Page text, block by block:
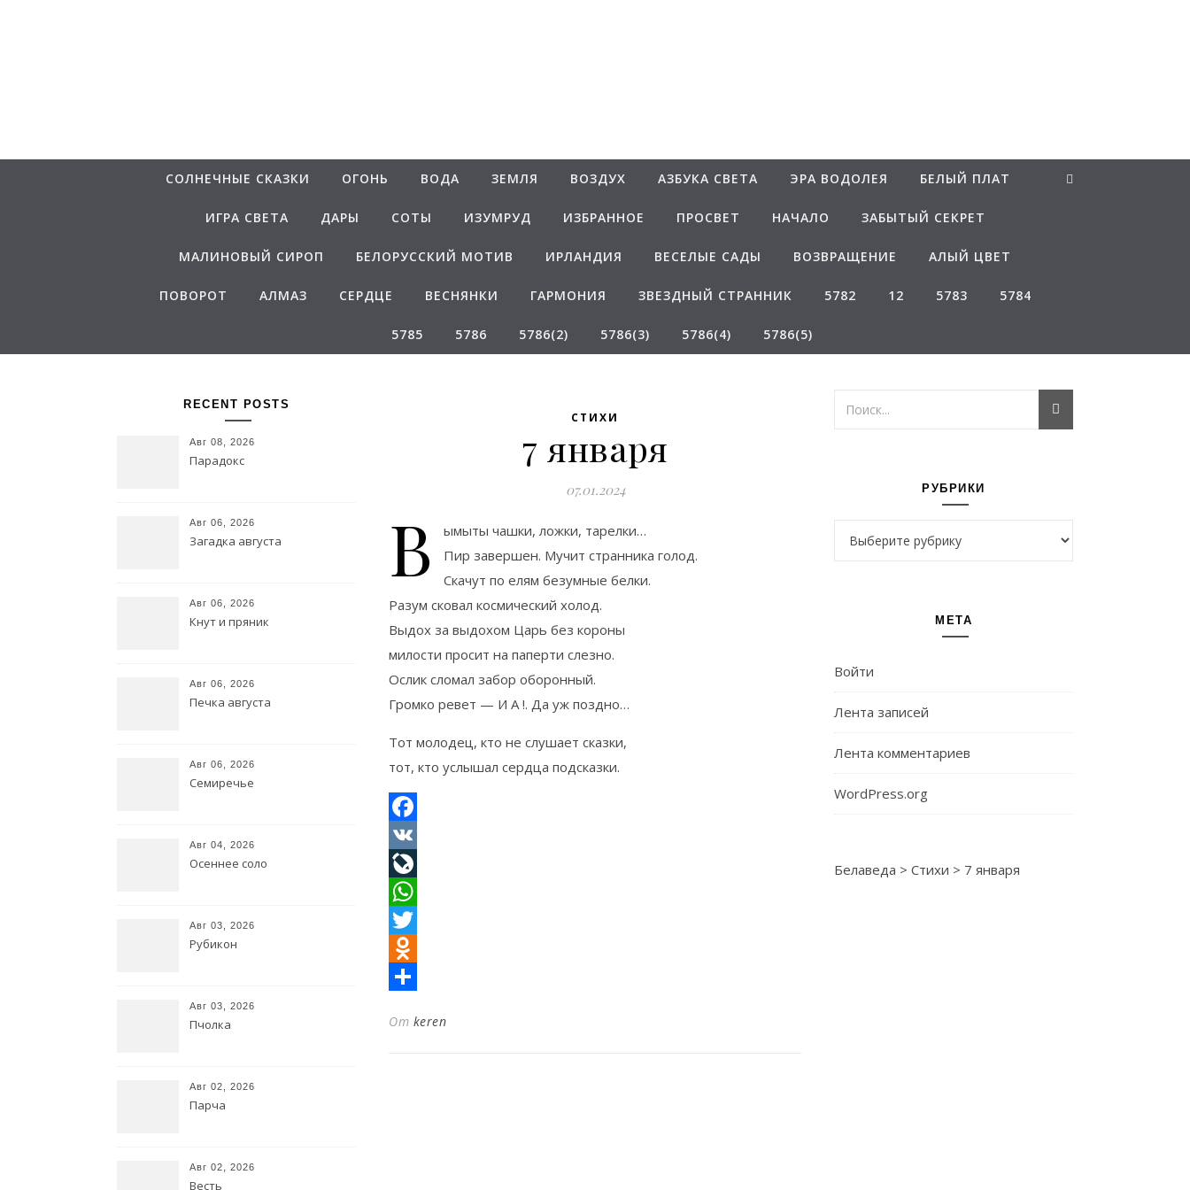
СОЛНЕЧНЫЕ СКАЗКИ ОГОНЬ ВОДА ЗЕМЛЯ ВОЗДУХ АЗБУКА СВЕТА ЭРА ВОДОЛЕЯ БЕЛЫЙ ПЛАТ
ИГРА СВЕТА ДАРЫ СОТЫ ИЗУМРУД ИЗБРАННОЕ ПРОСВЕТ НАЧАЛО ЗАБЫТЫЙ СЕКРЕТ
МАЛИНОВЫЙ СИРОП БЕЛОРУССКИЙ МОТИВ ИРЛАНДИЯ ВЕСЕЛЫЕ САДЫ ВОЗВРАЩЕНИЕ АЛЫЙ ЦВЕТ
ПОВОРОТ АЛМАЗ СЕРДЦЕ ВЕСНЯНКИ ГАРМОНИЯ ЗВЕЗДНЫЙ СТРАННИК 5782 12 5783 5784
5785 5786 5786(2) 5786(3) 5786(4) 5786(5)
RECENT POSTS
Авг 08, 2026
Парадокс
Авг 06, 2026
Загадка августа
Авг 06, 2026
Кнут и пряник
Авг 06, 2026
Печка августа
Авг 06, 2026
Семиречье
Авг 04, 2026
Осеннее соло
Авг 03, 2026
Рубикон
Авг 03, 2026
Пчолка
Авг 02, 2026
Парча
Авг 02, 2026
Весть
СТИХИ
7 января
07.01.2024
В
ымыты чашки, ложки, тарелки…
Пир завершен. Мучит странника голод.
Скачут по елям безумные белки.
Разум сковал космический холод.
Выдох за выдохом Царь без короны
милости просит на паперти слезно.
Ослик сломал забор оборонный.
Громко ревет — И А !. Да уж поздно…
Тот молодец, кто не слушает сказки,
тот, кто услышал сердца подсказки.
Facebook
VK
LiveJournal
WhatsApp
Twitter
Odnoklassniki
От keren
РУБРИКИ
МЕТА
Войти
Лента записей
Лента комментариев
WordPress.org
Белаведа > Стихи > 7 января